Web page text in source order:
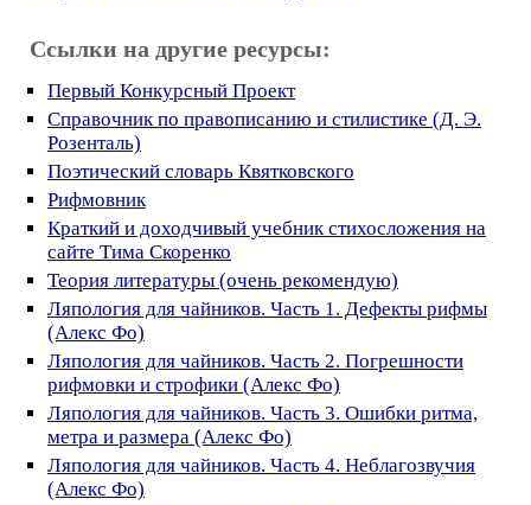
Ссылки на другие ресурсы:
Первый Конкурсный Проект
Справочник по правописанию и стилистике (Д. Э.
Розенталь)
Поэтический словарь Квятковского
Рифмовник
Краткий и доходчивый учебник стихосложения на
сайте Тима Скоренко
Теория литературы (очень рекомендую)
Ляпология для чайников. Часть 1. Дефекты рифмы
(Алекс Фо)
Ляпология для чайников. Часть 2. Погрешности
рифмовки и строфики (Алекс Фо)
Ляпология для чайников. Часть 3. Ошибки ритма,
метра и размера (Алекс Фо)
Ляпология для чайников. Часть 4. Неблагозвучия
(Алекс Фо)